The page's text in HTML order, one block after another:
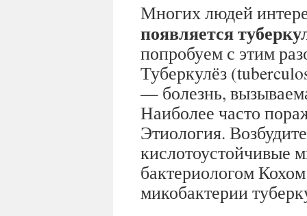
Многих людей
появляется
попробуем с этим
Туберкулёз
— болезнь,
Наиболее часто
Этиология.
кислотоустойчивые
бактериологом
микобактерии